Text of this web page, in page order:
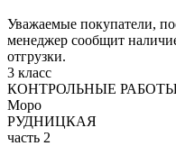
Уважаемые покупатели,
менеджер сообщит
отгрузки.
3 класс
КОНТРОЛЬНЫЕ
Моро
РУДНИЦКАЯ
часть 2